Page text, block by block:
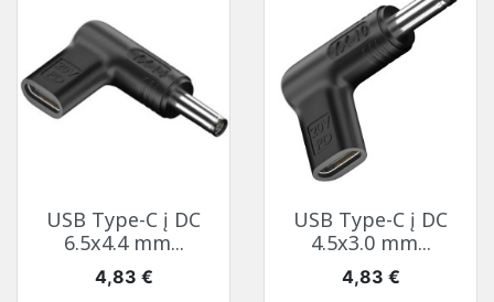
USB Type-C į DC
6.5x4.4 mm...
Kaina
4,83 €
USB Type-C į DC
4.5x3.0 mm...
Kaina
4,83 €